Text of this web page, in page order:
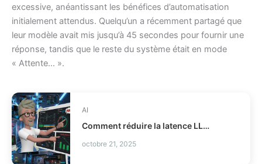
excessive, anéantissant les bénéfices d’automatisation
initialement attendus. Quelqu’un a récemment partagé que
leur modèle avait mis jusqu’à 45 secondes pour fournir une
réponse, tandis que le reste du système était en mode
« Attente… ».
AI
Comment réduire la latence LLM et les coûts en production ?
octobre 21, 2025